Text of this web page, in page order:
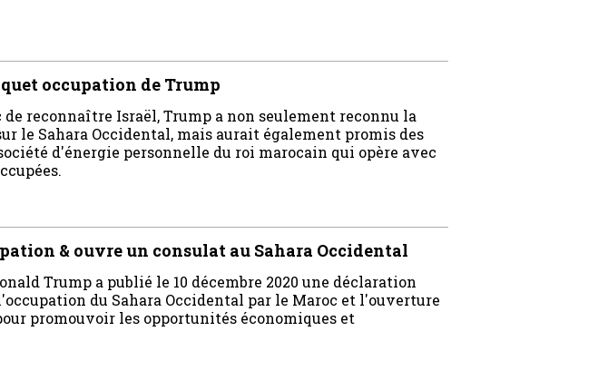
occupation de Trump
reconnaître Israël, Trump a non seulement reconnu la
le Sahara Occidental, mais aurait également promis des
d'énergie personnelle du roi marocain qui opère avec
& ouvre un consulat au Sahara Occidental
Trump a publié le 10 décembre 2020 une déclaration
du Sahara Occidental par le Maroc et l'ouverture
promouvoir les opportunités économiques et